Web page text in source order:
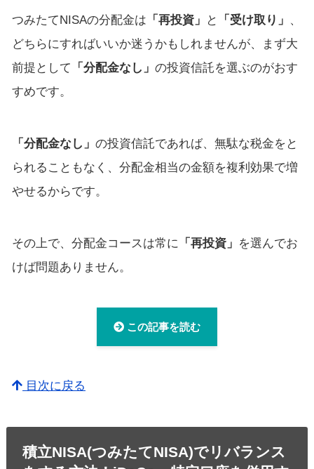
つみたてNISAの分配金は 「再投資」 と 「受け取り」 、
どちらにすればいいか迷うかもしれませんが、まず大
前提として
「分配金なし」 の投資信託を選ぶのがおす
すめです。
「分配金なし」 の投資信託であれば、無駄な税金をと
られることもなく、分配金相当の金額を複利効果で増
やせるからです。
その上で、分配金コースは常に 「再投資」 を選んでお
けば問題ありません。
この記事を読む
目次に戻る
積立NISA(つみたてNISA)でリバランス